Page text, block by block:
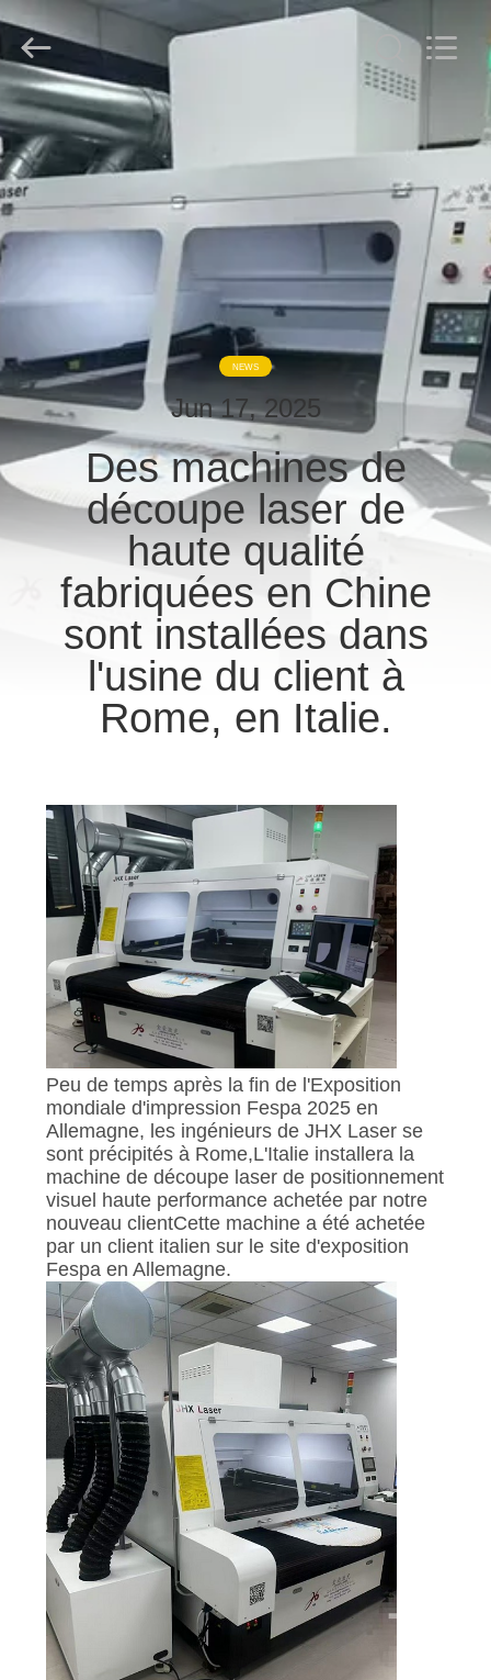
FIL
D'ACIER
À
FAIBLE
TENEUR
EN
CARBONE
PRODUITS
À
PROPOS
DE
NOUS
VISITE
D'USINE
PAIEMENT
CONTACTEZ-
NOUS
NOUVELLES
PARLEZ
MAINTENANT.
COMPANY
NEWS
PLAN
SITE
PRIVACY
POLICY
日
한국
हिन्दी
Việt
ย বাংলা
Polski
Chine
Bon
machine
©
2019
2026
JinHaoXing
All
Rights
Reserved.
NEWS
Jun 17, 2025
Des machines de
découpe laser de
haute qualité
fabriquées en Chine
sont installées dans
l'usine du client à
Rome, en Italie.
Peu de temps après la fin de l'Exposition
mondiale d'impression Fespa 2025 en
Allemagne, les ingénieurs de JHX Laser se
sont précipités à Rome,L'Italie installera la
machine de découpe laser de positionnement
visuel haute performance achetée par notre
nouveau clientCette machine a été achetée
par un client italien sur le site d'exposition
Fespa en Allemagne.